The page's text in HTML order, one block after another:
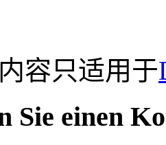
容只适用于
Sie einen